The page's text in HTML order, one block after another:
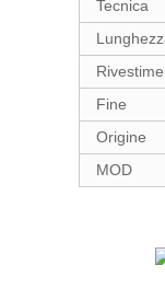
Tecnica
Fine
Origine
MOD